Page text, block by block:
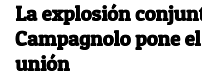
La explosión
Campagnolo pone
unión